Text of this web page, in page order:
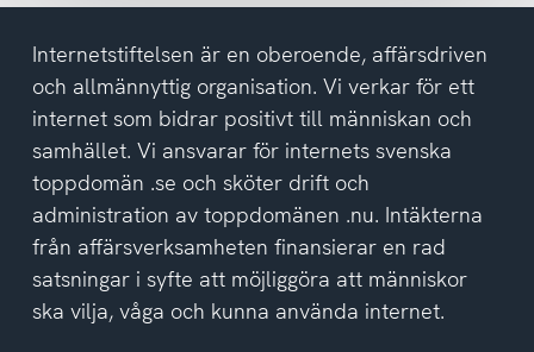
del
av
integritetspolicyn
Internetstiftelsen är en oberoende, affärsdriven
och allmännyttig organisation. Vi verkar för ett
internet som bidrar positivt till människan och
samhället. Vi ansvarar för internets svenska
toppdomän .se och sköter drift och
administration av toppdomänen .nu. Intäkterna
från affärsverksamheten finansierar en rad
satsningar i syfte att möjliggöra att människor
ska vilja, våga och kunna använda internet.